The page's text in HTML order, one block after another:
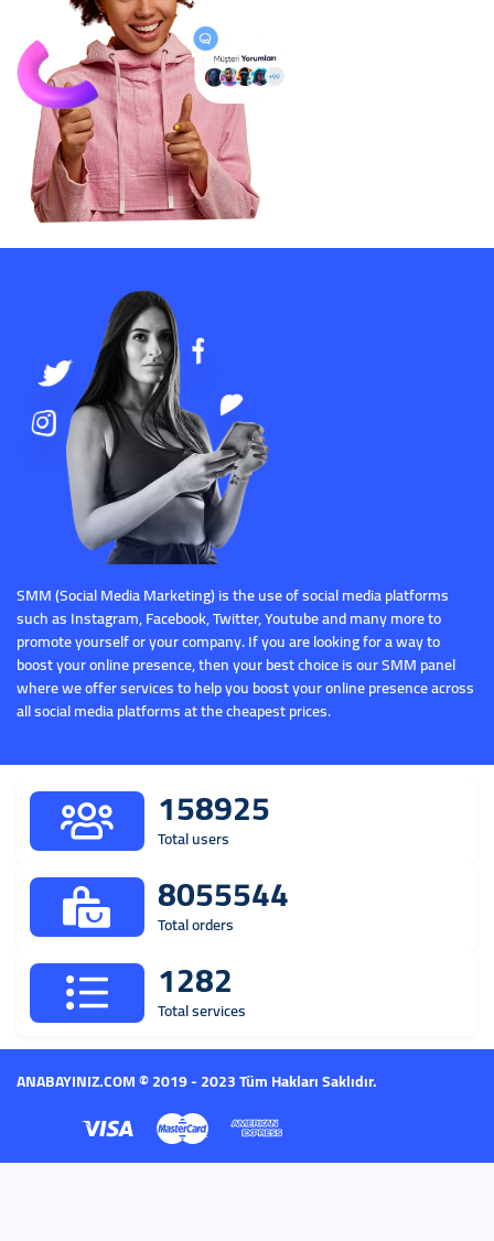
SMM (Social Media Marketing) is the use of social media platforms
such as Instagram, Facebook, Twitter, Youtube and many more to
promote yourself or your company. If you are looking for a way to
boost your online presence, then your best choice is our SMM panel
where we offer services to help you boost your online presence across
all social media platforms at the cheapest prices.
158925
Total users
8055544
Total orders
1282
Total services
ANABAYINIZ.COM © 2019 - 2023 Tüm Hakları Saklıdır.